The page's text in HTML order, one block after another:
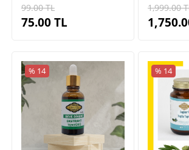
99.00TL
75.00TL
1,999.00
% 14 % 14